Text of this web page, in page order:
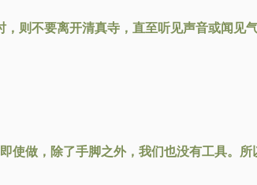
则不要离开清真寺，直至听见声音或闻见
做，除了手脚之外，我们也没有工具。